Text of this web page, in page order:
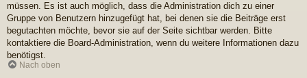
müssen. Es ist auch möglich, dass die Administration dich zu einer
Gruppe von Benutzern hinzugefügt hat, bei denen sie die Beiträge erst
begutachten möchte, bevor sie auf der Seite sichtbar werden. Bitte
kontaktiere die Board-Administration, wenn du weitere Informationen dazu
benötigst.
Nach oben